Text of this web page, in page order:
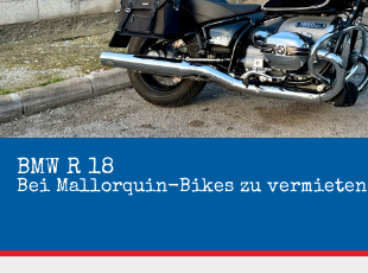
BMW R 18
Bei Mallorquin-Bikes zu vermieten